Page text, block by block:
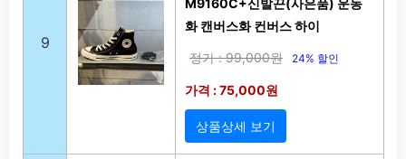
9
화 캔버스화 컨버스 하이
정가 : 99,000원 24% 할인
가격 : 75,000원
상품상세 보기